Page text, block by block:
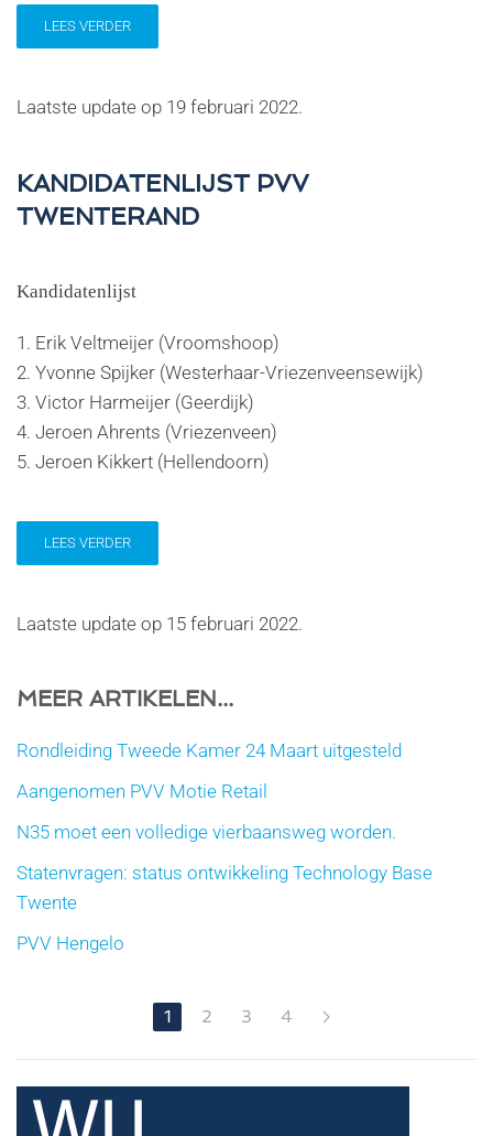
LEES VERDER
Laatste update op 19 februari 2022.
KANDIDATENLIJST PVV
TWENTERAND
Kandidatenlijst
1. Erik Veltmeijer (Vroomshoop)
2. Yvonne Spijker (Westerhaar-Vriezenveensewijk)
3. Victor Harmeijer (Geerdijk)
4. Jeroen Ahrents (Vriezenveen)
5. Jeroen Kikkert (Hellendoorn)
LEES VERDER
Laatste update op 15 februari 2022.
MEER ARTIKELEN...
Rondleiding Tweede Kamer 24 Maart uitgesteld
Aangenomen PVV Motie Retail
N35 moet een volledige vierbaansweg worden.
Statenvragen: status ontwikkeling Technology Base
Twente
PVV Hengelo
1 2 3 4